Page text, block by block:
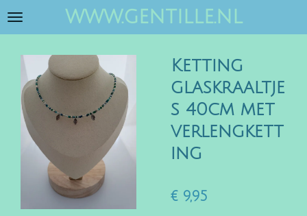
Ga
hoofdinhoud
www.gentille.nl
Ketting
glaskraaltje
s 40cm met
verlengkett
ing
€ 9,95